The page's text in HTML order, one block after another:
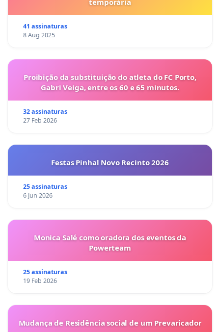
41 assinaturas
8 Aug 2025
Proibição da substituição do atleta do FC Porto,
Gabri Veiga, entre os 60 e 65 minutos.
32 assinaturas
27 Feb 2026
Festas Pinhal Novo Recinto 2026
25 assinaturas
6 Jun 2026
Monica Salé como oradora dos eventos da
Powerteam
25 assinaturas
19 Feb 2026
Mudança de Residência social de um Prevaricador